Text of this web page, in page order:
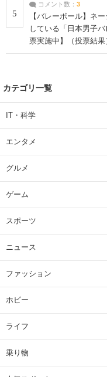
5
コメント数： 3
【バレーボール】ネ
している「日本男子
票実施中】（投票結
カテゴリ一覧
IT・科学
エンタメ
グルメ
ゲーム
スポーツ
ニュース
ファッション
ホビー
ライフ
乗り物